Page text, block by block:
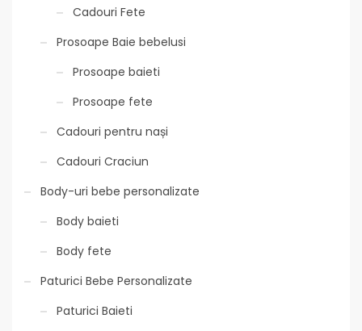
Cadouri Fete
Prosoape Baie bebelusi
Prosoape baieti
Prosoape fete
Cadouri pentru nași
Cadouri Craciun
Body-uri bebe personalizate
Body baieti
Body fete
Paturici Bebe Personalizate
Paturici Baieti